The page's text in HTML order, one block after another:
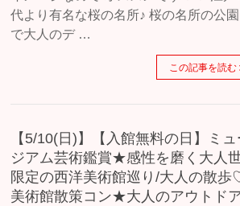
代より有名な桜の名所♪ 桜の名所の公
で大人のデ …
この記事を読む
【5/10(日)】【入館無料の日】ミュ
ジアム芸術鑑賞★感性を磨く大人
限定の西洋美術館巡り/大人の散歩
美術館散策コン★大人のアウトド